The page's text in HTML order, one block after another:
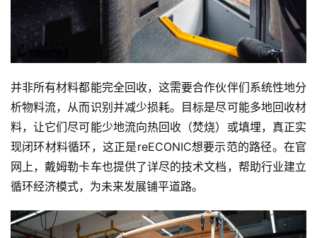
并非所有材料都能完全回收，这需要合作伙伴们系统性地分
析物料流，从而识别并减少损耗。目标是尽可能多地回收材
料，让它们尽可能少地流向热回收（焚烧）或填埋，真正实
现闭环材料循环，这正是reECONIC想要示范的路径。在官
网上，戴姆勒卡车也提供了详尽的技术文档，帮助行业建立
循环经济模式，为未来发展铺平道路。